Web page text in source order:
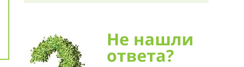
Не нашли
ответа?